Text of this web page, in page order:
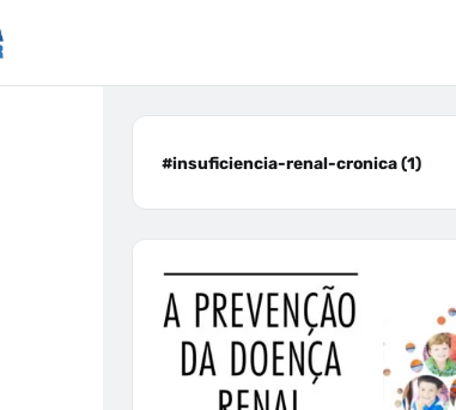
#insuficiencia-renal-cronica (1)